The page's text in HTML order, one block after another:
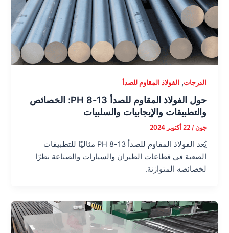
الدرجات, الفولاذ المقاوم للصدأ
حول الفولاذ المقاوم للصدأ 13-8 PH: الخصائص
والتطبيقات والإيجابيات والسلبيات
جون/22 أكتوبر 2024
يُعد الفولاذ المقاوم للصدأ 13-8 PH مثاليًا للتطبيقات
الصعبة في قطاعات الطيران والسيارات والصناعة نظرًا
لخصائصه المتوازنة.